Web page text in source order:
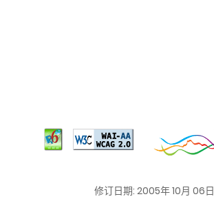
修订日期: 2005年 10月 06日